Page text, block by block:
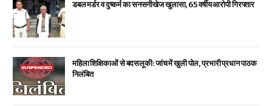
डबल मर्डर व दुष्कर्म का सनसनीखेज खुलासा, 65 वर्षीय आरोपी गिरफ्तार
महिला शिक्षिकाओं से बदसलूकी: जांच में खुली पोल, प्रभारी प्रधान पाठक
निलंबित